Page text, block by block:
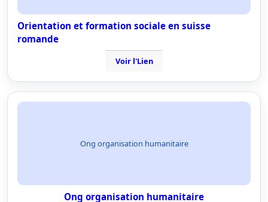
Orientation et formation sociale en suisse
romande
Voir l'Lien
Ong organisation humanitaire
Ong organisation humanitaire